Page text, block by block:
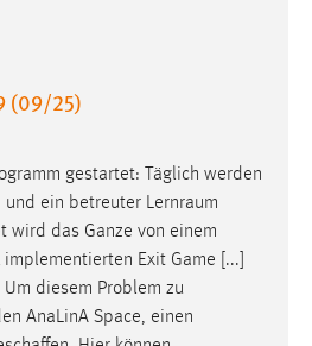
25)
gestartet: Täglich werden
und ein betreuter
das Ganze von einem
Exit Game [...]
diesem Problem zu
AnaLinA Space, einen
Hier können
09:00 bis 18:00 Uhr
Aufgaben